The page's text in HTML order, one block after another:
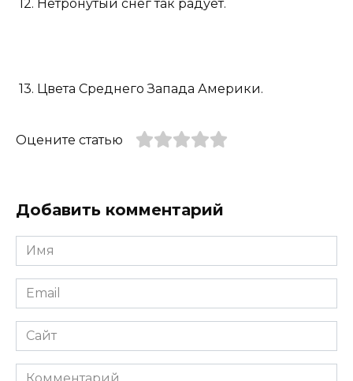
12. Нетронутый снег так радует.
13. Цвета Среднего Запада Америки.
Оцените статью
Добавить комментарий
Имя
*
Email
*
Сайт
Комментарий